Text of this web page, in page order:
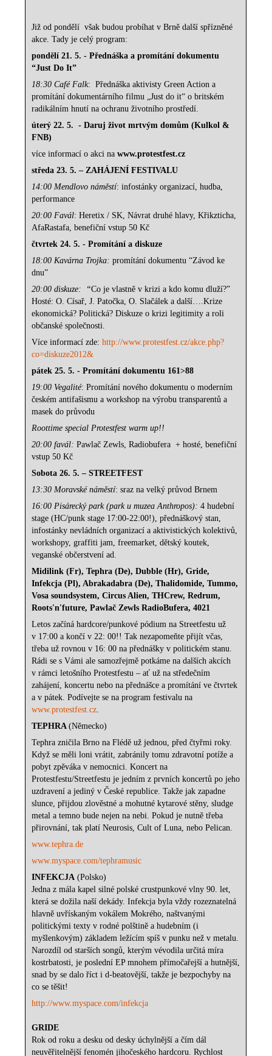
Již od pondělí však budou probíhat v Brně další spřízněné
akce. Tady je celý program:
pondělí 21. 5. - Přednáška a promítání dokumentu
“Just Do It”
18:30 Café Falk:
Přednáška aktivisty Green Action a
promítání dokumentárního filmu „Just do it“ o britském
radikálním hnutí na ochranu životního prostředí.
úterý 22. 5.
- Daruj život mrtvým domům (Kulkol &
FNB)
více informací o akci nawww.protestfest.cz
středa 23. 5. – ZAHÁJENÍ FESTIVALU
14:00 Mendlovo náměstí: infostánky organizací, hudba,
performance
20:00 Favál: Heretix / SK, Návrat druhé hlavy, Křikzticha,
AfaRastafa, benefiční vstup 50 Kč
čtvrtek 24. 5. - Promítání a diskuze
18:00 Kavárna Trojka: promítání dokumentu “Závod ke
dnu”
20:00 diskuze:
“Co je vlastně v krizi a kdo komu dluží?”
Hosté: O. Císař, J. Patočka, O. Slačálek a další….Krize
ekonomická? Politická? Diskuze o krizi legitimity a roli
občanské společnosti.
Více informací zde:http://www.protestfest.cz/akce.php?
co=diskuze2012&
pátek 25. 5. - Promítání dokumentu 161>88
19:00 Vegalité: Promítání nového dokumentu o moderním
českém antifašismu a workshop na výrobu transparentů a
masek do průvodu
Roottime special Protestfest warm up!!
20:00 favál: Pawlač Zewls, Radiobufera + hosté, benefiční
vstup 50 Kč
Sobota 26. 5. – STREETFEST
13:30 Moravské náměstí: sraz na velký průvod Brnem
16:00 Pisárecký park (park u muzea Anthropos):4 hudební
stage (HC/punk stage 17:00-22:00!), přednáškový stan,
infostánky nevládních organizací a aktivistických kolektivů,
workshopy, graffiti jam, freemarket, dětský koutek,
veganské občerstvení ad.
Midilink (Fr), Tephra (De), Dubble (Hr), Gride,
Infekcja (Pl), Abrakadabra (De), Thalidomide, Tummo,
Vosa soundsystem, Circus Alien, THCrew, Redrum,
Roots'n'future, Pawlač Zewls RadioBufera, 4021
Letos začíná hardcore/punkové pódium na Streetfestu už
v 17:00 a končí v 22: 00!! Tak nezapomeňte přijít včas,
třeba už rovnou v 16: 00 na přednášky v politickém stanu.
Rádi se s Vámi ale samozřejmě potkáme na dalších akcích
v rámci letošního Protestfestu – ať už na středečním
zahájení, koncertu nebo na přednášce a promítání ve čtvrtek
a v pátek. Podívejte se na program festivalu na
www.protestfest.cz.
TEPHRA(Německo)
Tephra zničila Brno na Flédě už jednou, před čtyřmi roky.
Když se měli loni vrátit, zabránily tomu zdravotní potíže a
pobyt zpěváka v nemocnici. Koncert na
Protestfestu/Streetfestu je jedním z prvních koncertů po jeho
uzdravení a jediný v České republice. Takže jak zapadne
slunce, přijdou zlověstné a mohutné kytarové stěny, sludge
metal a temno bude nejen na nebi. Pokud je nutně třeba
přirovnání, tak platí Neurosis, Cult of Luna, nebo Pelican.
www.tephra.de
www.myspace.com/tephramusic
INFEKCJA (Polsko)
Jedna z mála kapel silné polské crustpunkové vlny 90. let,
která se dožila naší dekády. Infekcja byla vždy rozeznatelná
hlavně uvřískaným vokálem Mokrého, naštvanými
politickými texty v rodné polštině a hudebním (i
myšlenkovým) základem ležícím spíš v punku než v metalu.
Narozdíl od starších songů, kterým vévodila určitá míra
kostrbatosti, je poslední EP mnohem přímočařejší a hutnější,
snad by se dalo říct i d-beatovější, takže je bezpochyby na
co se těšit!
http://www.myspace.com/infekcja
GRIDE
Rok od roku a desku od desky úchylnější a čím dál
neuvěřitelnější fenomén jihočeského hardcoru. Rychlost